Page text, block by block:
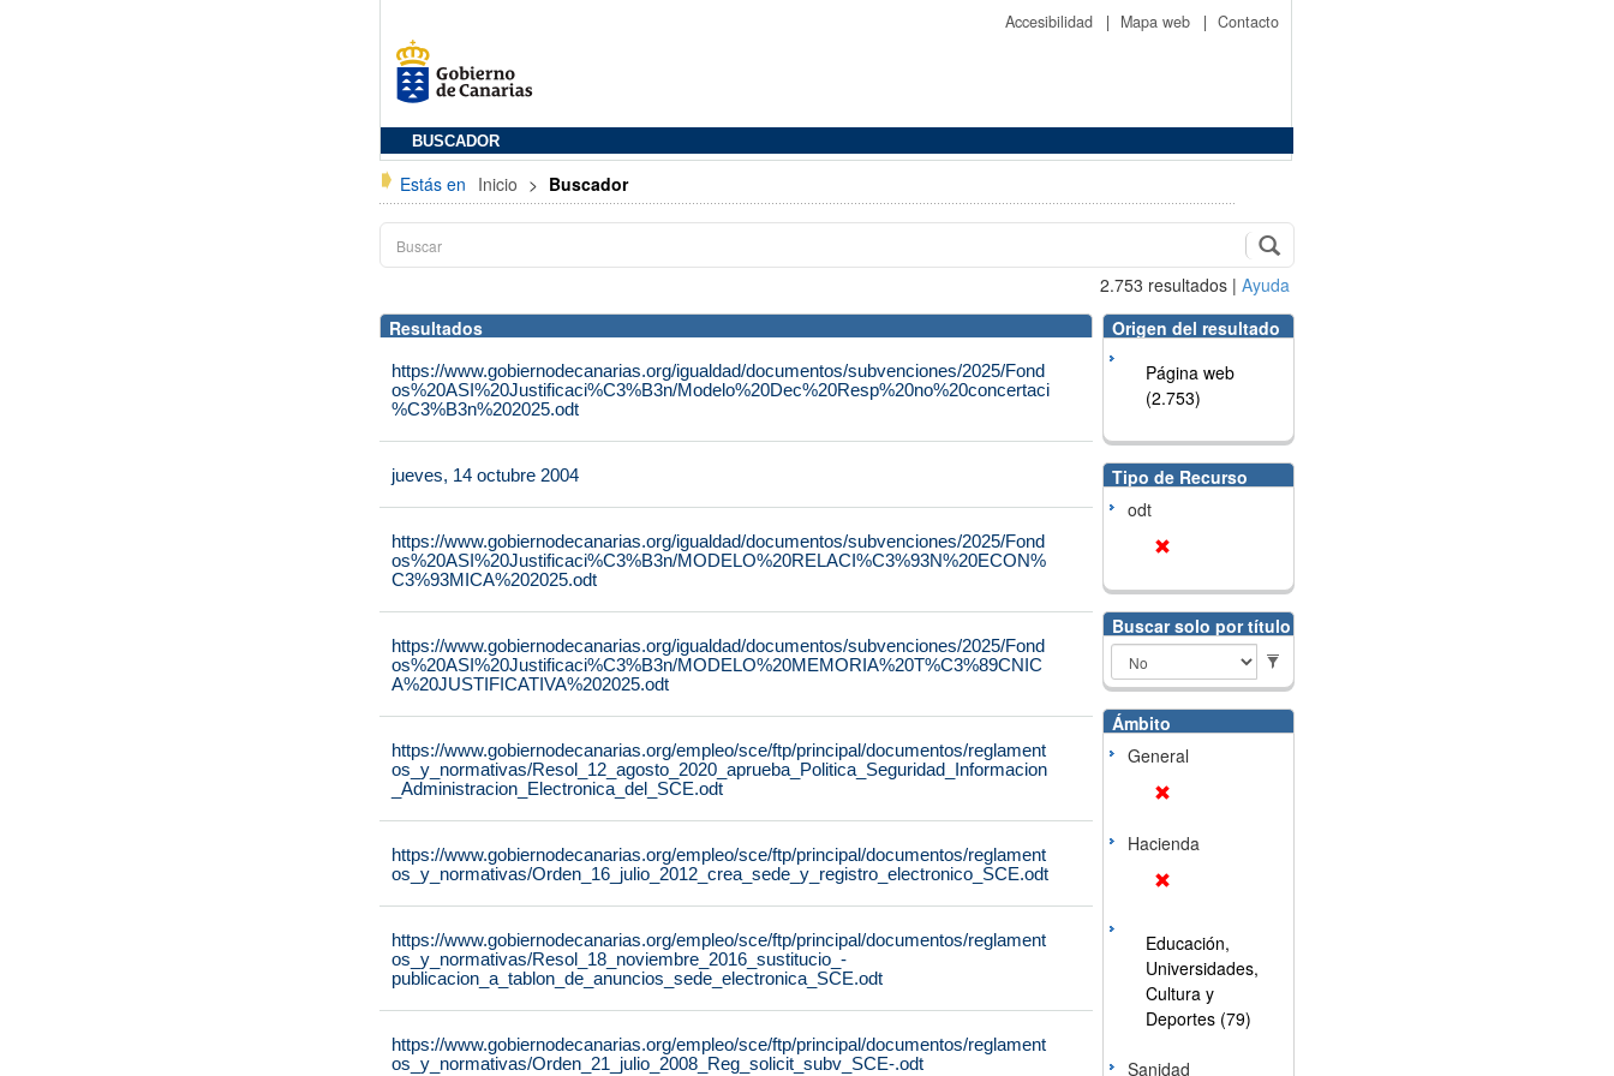
Accesibilidad | Mapa web | Contacto
BUSCADOR
Estás en Inicio > Buscador
2.753 resultados | Ayuda
Resultados
https://www.gobiernodecanarias.org/igualdad/documentos/subvenciones/2025/Fond
os%20ASI%20Justificaci%C3%B3n/Modelo%20Dec%20Resp%20no%20concertaci
%C3%B3n%202025.odt
jueves, 14 octubre 2004
https://www.gobiernodecanarias.org/igualdad/documentos/subvenciones/2025/Fond
os%20ASI%20Justificaci%C3%B3n/MODELO%20RELACI%C3%93N%20ECON%
C3%93MICA%202025.odt
https://www.gobiernodecanarias.org/igualdad/documentos/subvenciones/2025/Fond
os%20ASI%20Justificaci%C3%B3n/MODELO%20MEMORIA%20T%C3%89CNIC
A%20JUSTIFICATIVA%202025.odt
https://www.gobiernodecanarias.org/empleo/sce/ftp/principal/documentos/reglament
os_y_normativas/Resol_12_agosto_2020_aprueba_Politica_Seguridad_Informacion
_Administracion_Electronica_del_SCE.odt
https://www.gobiernodecanarias.org/empleo/sce/ftp/principal/documentos/reglament
os_y_normativas/Orden_16_julio_2012_crea_sede_y_registro_electronico_SCE.odt
https://www.gobiernodecanarias.org/empleo/sce/ftp/principal/documentos/reglament
os_y_normativas/Resol_18_noviembre_2016_sustitucio_-
publicacion_a_tablon_de_anuncios_sede_electronica_SCE.odt
https://www.gobiernodecanarias.org/empleo/sce/ftp/principal/documentos/reglament
os_y_normativas/Orden_21_julio_2008_Reg_solicit_subv_SCE-.odt
Origen del resultado
Página web
(2.753)
Tipo de Recurso
odt
Buscar solo por título
Ámbito
General
Hacienda
Educación,
Universidades,
Cultura y
Deportes (79)
Sanidad